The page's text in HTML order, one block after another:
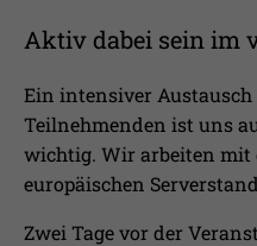
Aktiv dabei sein im
Ein intensiver
Teilnehmenden ist uns
wichtig. Wir arbeiten mit
europäischen
Zwei Tage vor der